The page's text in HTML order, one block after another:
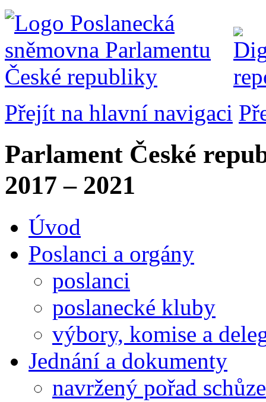
Přejít na hlavní navigaci
Parlament České
2017 – 2021
Úvod
Poslanci a orgány
poslanci
poslanecké kluby
výbory, komise a
Jednání a dokumenty
navržený pořad schůze